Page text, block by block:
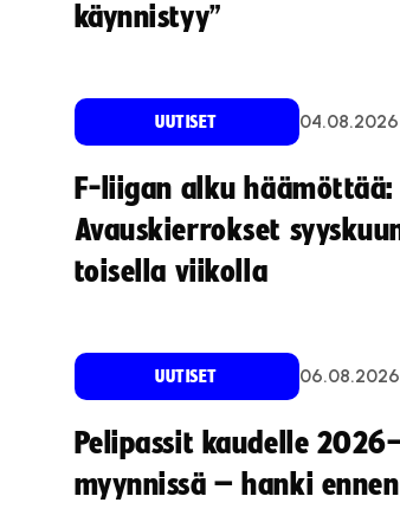
käynnistyy”
UUTISET 04.08.2026
F-liigan alku häämöttää:
Avauskierrokset
toisella viikolla
UUTISET 06.08.2026
Pelipassit kaudelle
myynnissä – hanki ennen